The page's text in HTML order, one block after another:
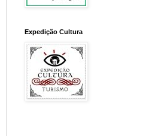
Expedição Cultura